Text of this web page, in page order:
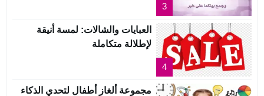
3
4
العبايات والشالات: لمسة أنيقة
لإطلالة متكاملة
مجموعة ألغاز أطفال لتحدي الذكاء